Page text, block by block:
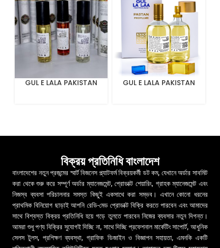
GUL E LALA PAKISTAN
GUL E LALA PAKISTAN
বিক্রয় প্রতিনিধি বাংলাদেশ
বাংলাদেশের নতুন প্রজন্মের স্মার্ট বিজনেস প্ল্যাটফর্ম বিক্রয়কর্মী ডট কম, যেখানে অর্ডার সাবমিট
করা থেকে শুরু করে সম্পূর্ণ অর্ডার ম্যানেজমেন্ট, প্রোডাক্ট শেয়ারিং, গ্রাহক ম্যানেজমেন্ট এবং
নিজস্ব ব্যবসা পরিচালনার সমস্ত কিছুই একসাথে করা সম্ভব। এখানে কোনো ধরনের
প্রাথমিক বিনিয়োগ ছাড়াই আপনি রেডি-মেড প্রোডাক্ট বিক্রি করতে পারবেন এবং আমাদের
সাথে বিশ্বস্ত বিক্রয় প্রতিনিধি হয়ে গড়ে তুলতে পারবেন নিজের ব্যবসার নতুন দিগন্ত।
আমরা শুধু পণ্য বিক্রির সুযোগই দিচ্ছি না, সাথে দিচ্ছি প্রফেশনাল মার্কেটিং সাপোর্ট, আধুনিক
সেলস টুলস, প্রশিক্ষণ ব্যবস্থা, গ্রাফিক ডিজাইন ও বিজ্ঞাপন সহায়তা, এমনকি একটি